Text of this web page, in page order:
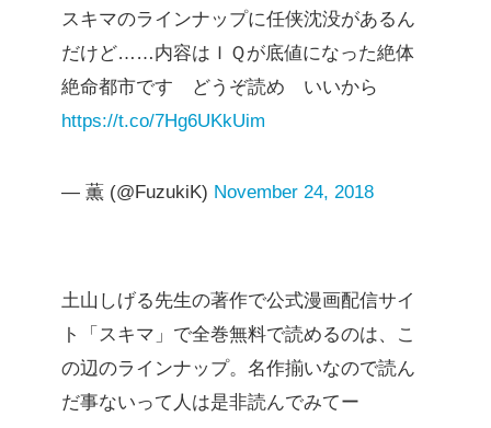
スキマのラインナップに任侠沈没があるん
だけど……内容はＩＱが底値になった絶体
絶命都市です どうぞ読め いいから
https://t.co/7Hg6UKkUim
— 薫 (@FuzukiK) November 24, 2018
土山しげる先生の著作で公式漫画配信サイ
ト「スキマ」で全巻無料で読めるのは、こ
の辺のラインナップ。名作揃いなので読ん
だ事ないって人は是非読んでみてー